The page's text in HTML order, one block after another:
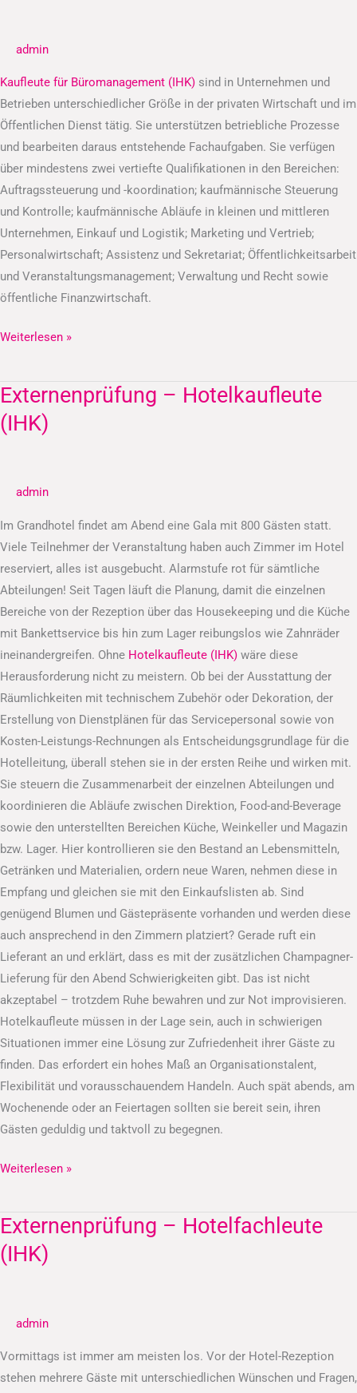
admin
Kaufleute für Büromanagement (IHK) sind in Unternehmen und
Betrieben unterschiedlicher Größe in der privaten Wirtschaft und im
Öffentlichen Dienst tätig. Sie unterstützen betriebliche Prozesse
und bearbeiten daraus entstehende Fachaufgaben. Sie verfügen
über mindestens zwei vertiefte Qualifikationen in den Bereichen:
Auftragssteuerung und -koordination; kaufmännische Steuerung
und Kontrolle; kaufmännische Abläufe in kleinen und mittleren
Unternehmen, Einkauf und Logistik; Marketing und Vertrieb;
Personalwirtschaft; Assistenz und Sekretariat; Öffentlichkeitsarbeit
und Veranstaltungsmanagement; Verwaltung und Recht sowie
öffentliche Finanzwirtschaft.
(IHK)
Weiterlesen »
Externenprüfung – Hotelkaufleute
(IHK)
admin
Im Grandhotel findet am Abend eine Gala mit 800 Gästen statt.
Viele Teilnehmer der Veranstaltung haben auch Zimmer im Hotel
reserviert, alles ist ausgebucht. Alarmstufe rot für sämtliche
Abteilungen! Seit Tagen läuft die Planung, damit die einzelnen
Bereiche von der Rezeption über das Housekeeping und die Küche
mit Bankettservice bis hin zum Lager reibungslos wie Zahnräder
ineinandergreifen. Ohne Hotelkaufleute (IHK) wäre diese
Herausforderung nicht zu meistern. Ob bei der Ausstattung der
Räumlichkeiten mit technischem Zubehör oder Dekoration, der
Erstellung von Dienstplänen für das Servicepersonal sowie von
Kosten-Leistungs-Rechnungen als Entscheidungsgrundlage für die
Hotelleitung, überall stehen sie in der ersten Reihe und wirken mit.
Sie steuern die Zusammenarbeit der einzelnen Abteilungen und
koordinieren die Abläufe zwischen Direktion, Food-and-Beverage
sowie den unterstellten Bereichen Küche, Weinkeller und Magazin
bzw. Lager. Hier kontrollieren sie den Bestand an Lebensmitteln,
Getränken und Materialien, ordern neue Waren, nehmen diese in
Empfang und gleichen sie mit den Einkaufslisten ab. Sind
genügend Blumen und Gästepräsente vorhanden und werden diese
auch ansprechend in den Zimmern platziert? Gerade ruft ein
Lieferant an und erklärt, dass es mit der zusätzlichen Champagner-
Lieferung für den Abend Schwierigkeiten gibt. Das ist nicht
akzeptabel – trotzdem Ruhe bewahren und zur Not improvisieren.
Hotelkaufleute müssen in der Lage sein, auch in schwierigen
Situationen immer eine Lösung zur Zufriedenheit ihrer Gäste zu
finden. Das erfordert ein hohes Maß an Organisationstalent,
Flexibilität und vorausschauendem Handeln. Auch spät abends, am
Wochenende oder an Feiertagen sollten sie bereit sein, ihren
Gästen geduldig und taktvoll zu begegnen.
Externenprüfung
–
Hotelkaufleute
Weiterlesen »
Externenprüfung – Hotelfachleute
(IHK)
admin
Vormittags ist immer am meisten los. Vor der Hotel-Rezeption
stehen mehrere Gäste mit unterschiedlichen Wünschen und Fragen,
Externenprüfung
–
Hotelfachleute